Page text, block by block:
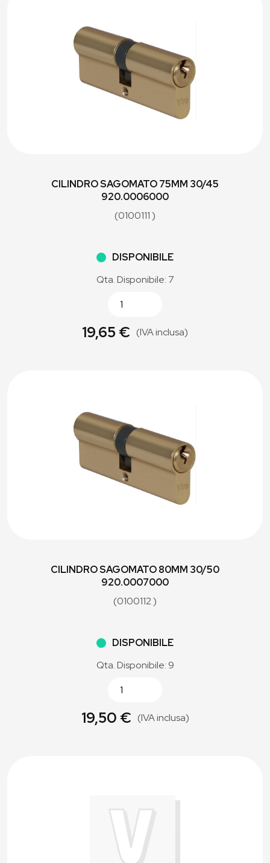
CILINDRO SAGOMATO 75MM 30/45
920.0006000
(0100111 )
DISPONIBILE
Qta. Disponibile: 7
19,65 € (IVA inclusa)
CILINDRO SAGOMATO 80MM 30/50
920.0007000
(0100112 )
DISPONIBILE
Qta. Disponibile: 9
19,50 € (IVA inclusa)